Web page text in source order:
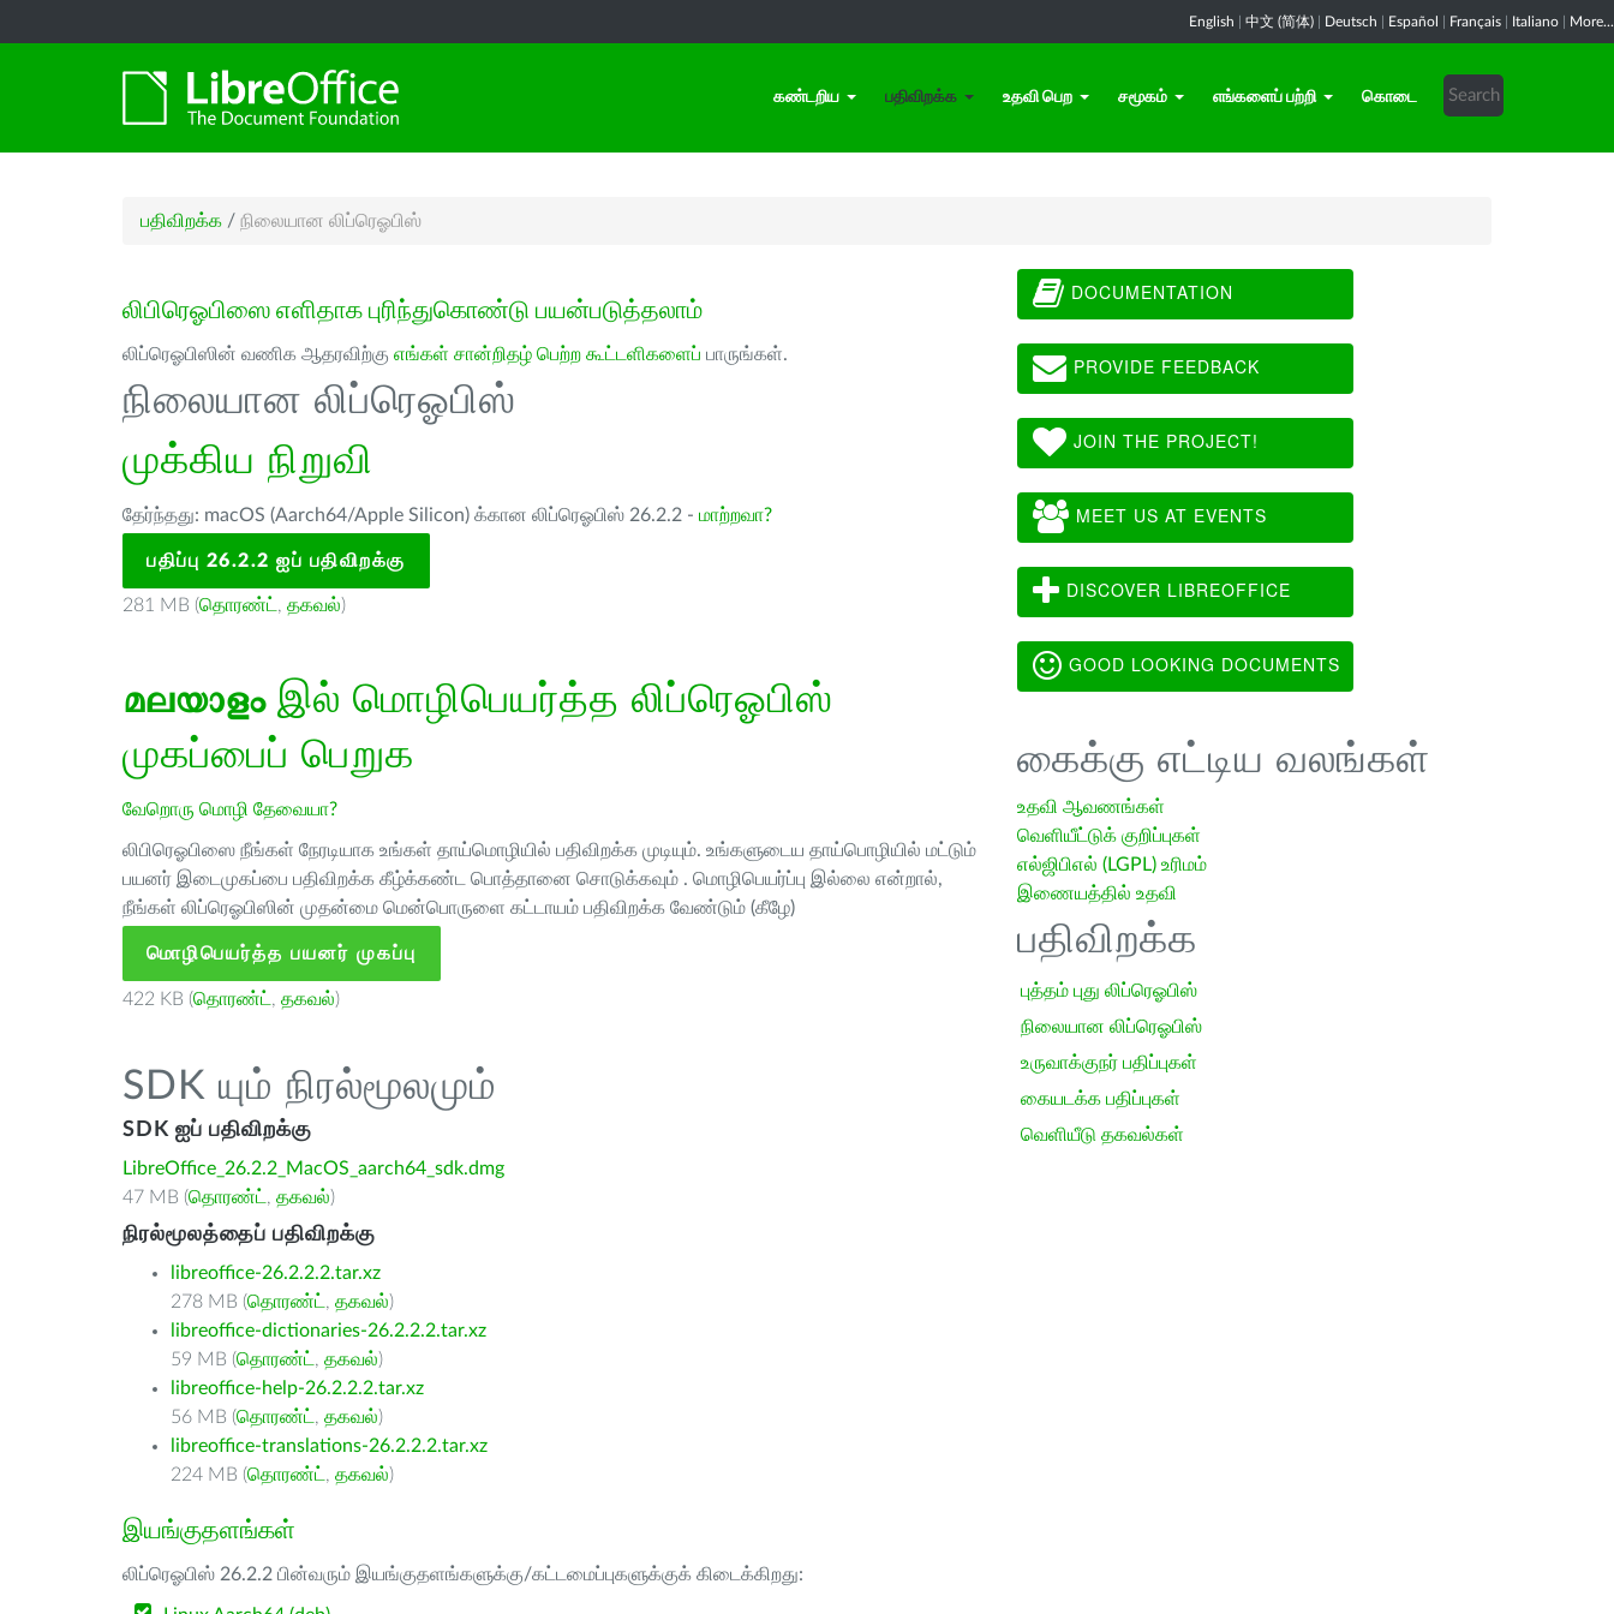
English 中文 (简体) Deutsch Español Français Italiano More...
கண்டறிய பதிவிறக்க உதவி பெற சமூகம் எங்களைப் பற்றி கொடை
பதிவிறக்க / நிலையான லிப்ரெஓபிஸ்
லிபிரெஓபிஸை எளிதாக புரிந்துகொண்டு பயன்படுத்தலாம்
லிப்ரெஓபிஸின் வணிக ஆதரவிற்கு எங்கள் சான்றிதழ் பெற்ற கூட்டளிகளைப் பாருங்கள்.
நிலையான லிப்ரெஓபிஸ்
முக்கிய நிறுவி
தேர்ந்தது: macOS (Aarch64/Apple Silicon) க்கான லிப்ரெஓபிஸ் 26.2.2 - மாற்றவா?
பதிப்பு 26.2.2 ஐப் பதிவிறக்கு
281 MB (தொரண்ட் , தகவல்)
മലയാളംஇல் மொழிபெயர்த்த லிப்ரெஓபிஸ்
முகப்பைப் பெறுக
வேறொரு மொழி தேவையா?
லிபிரெஓபிஸை நீங்கள் நேரடியாக உங்கள் தாய்மொழியில் பதிவிறக்க முடியும். உங்களுடைய தாய்பொழியில் மட்டும்
பயனர் இடைமுகப்பை பதிவிறக்க கீழ்க்கண்ட பொத்தானை சொடுக்கவும் . மொழிபெயர்ப்பு இல்லை என்றால்,
நீங்கள் லிப்ரெஓபிஸின் முதன்மை மென்பொருளை கட்டாயம் பதிவிறக்க வேண்டும் (கீழே)
மொழிபெயர்த்த பயனர் முகப்பு
422 KB (தொரண்ட் , தகவல்)
SDK யும் நிரல்மூலமும்
SDK ஐப் பதிவிறக்கு
LibreOffice_26.2.2_MacOS_aarch64_sdk.dmg
47 MB (தொரண்ட் , தகவல்)
நிரல்மூலத்தைப் பதிவிறக்கு
libreoffice-26.2.2.2.tar.xz
278 MB (தொரண்ட் , தகவல்)
libreoffice-dictionaries-26.2.2.2.tar.xz
59 MB (தொரண்ட் , தகவல்)
libreoffice-help-26.2.2.2.tar.xz
56 MB (தொரண்ட் , தகவல்)
libreoffice-translations-26.2.2.2.tar.xz
224 MB (தொரண்ட் , தகவல்)
இயங்குதளங்கள்
லிப்ரெஓபிஸ் 26.2.2 பின்வரும் இயங்குதளங்களுக்கு/கட்டமைப்புகளுக்குக் கிடைக்கிறது:
DOCUMENTATION
PROVIDE FEEDBACK
JOIN THE PROJECT!
MEET US AT EVENTS
DISCOVER LIBREOFFICE
GOOD LOOKING DOCUMENTS
கைக்கு எட்டிய வலங்கள்
உதவி ஆவணங்கள்
வெளியீட்டுக் குறிப்புகள்
எல்ஜிபிஎல் (LGPL) உரிமம்
இணையத்தில் உதவி
பதிவிறக்க
புத்தம் புது லிப்ரெஓபிஸ்
நிலையான லிப்ரெஓபிஸ்
உருவாக்குநர் பதிப்புகள்
கையடக்க பதிப்புகள்
வெளியீடு தகவல்கள்